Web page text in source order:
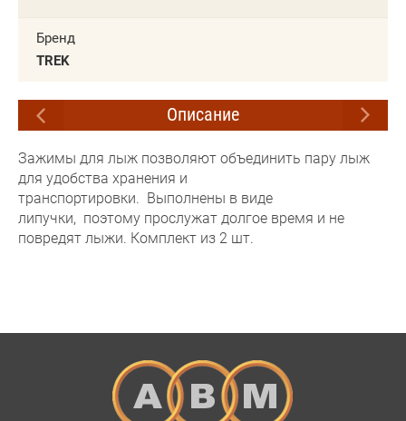
Бренд
TREK
Описание
Зажимы для лыж позволяют объединить пару лыж
для удобства хранения и
транспортировки. Выполнены в виде
липучки, поэтому прослужат долгое время и не
повредят лыжи. Комплект из 2 шт.